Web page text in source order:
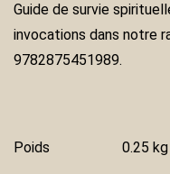
Guide de survie
invocations dans notre
9782875451989.
Poids 0.25 kg